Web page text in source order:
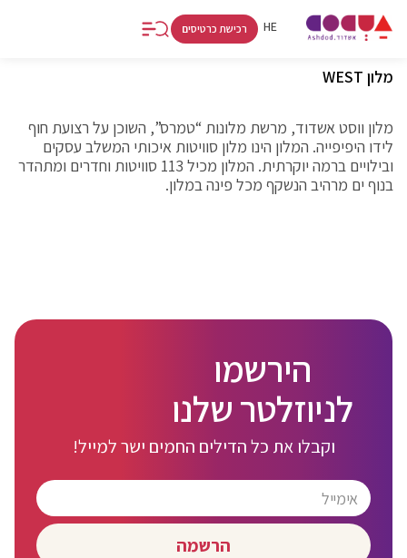
HE
RU
רכישת כרטיסים
מלון WEST
מלון ווסט אשדוד, מרשת מלונות “טמרס”, השוכן על רצועת חוף
לידו היפיפייה. המלון הינו מלון סוויטות איכותי המשלב עסקים
ובילויים ברמה יוקרתית. המלון מכיל 113 סוויטות וחדרים ומתהדר
בנוף ים מרהיב הנשקף מכל פינה במלון.
הירשמו
לניוזלטר שלנו
וקבלו את כל הדילים החמים ישר למייל!
הרשמה